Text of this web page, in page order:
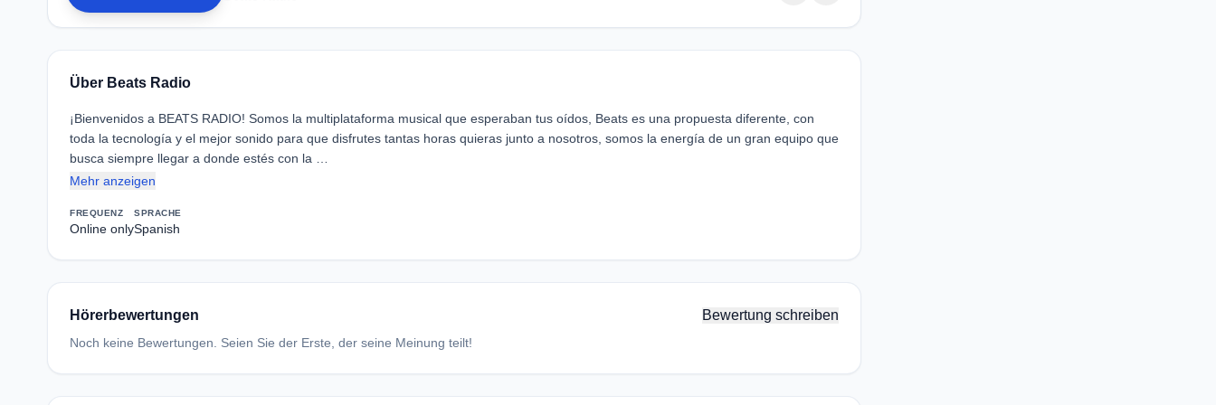
Über Beats Radio
¡Bienvenidos a BEATS RADIO! Somos la multiplataforma musical que esperaban tus oídos, Beats es una propuesta diferente, con
toda la tecnología y el mejor sonido para que disfrutes tantas horas quieras junto a nosotros, somos la energía de un gran equipo que
busca siempre llegar a donde estés con la …
Mehr anzeigen
FREQUENZ
Online only
SPRACHE
Spanish
Hörerbewertungen Bewertung schreiben
Noch keine Bewertungen. Seien Sie der Erste, der seine Meinung teilt!